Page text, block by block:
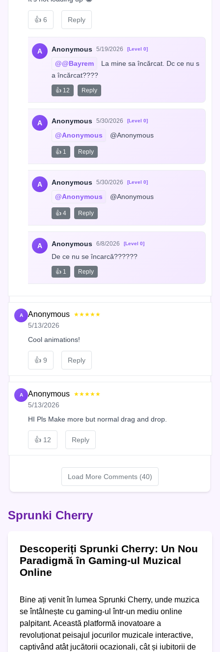
👍 6 Reply
A Anonymous 5/19/2026 [Level 0]
@@Bayrem
La mine sa încărcat. Dc ce nu s
a încărcat????
👍 12 Reply
A Anonymous 5/30/2026 [Level 0]
@Anonymous @Anonymous
👍 1 Reply
A Anonymous 5/30/2026 [Level 0]
@Anonymous @Anonymous
👍 4 Reply
A Anonymous 6/8/2026 [Level 0]
De ce nu se încarcă??????
👍 1 Reply
A Anonymous ★★★★★
5/13/2026
Cool animations!
👍 9 Reply
A Anonymous ★★★★★
5/13/2026
HI Pls Make more but normal drag and drop.
👍 12 Reply
Load More Comments (40)
Sprunki Cherry
Descoperiți Sprunki Cherry: Un Nou
Paradigmă în Gaming-ul Muzical
Online
Bine ați venit în lumea Sprunki Cherry, unde muzica
se întâlnește cu gaming-ul într-un mediu online
palpitant. Această platformă inovatoare a
revoluționat peisajul jocurilor muzicale interactive,
captivând atât jucătorii ocazionali, cât și iubitorii de